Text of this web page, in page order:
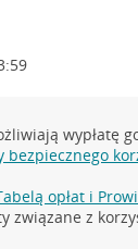
wypłatę
bezpiecznego
opłat i
związane z